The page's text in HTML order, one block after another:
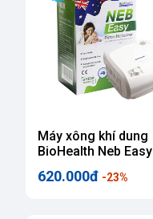
Máy xông khí dung
BioHealth Neb Easy
620.000đ -23%